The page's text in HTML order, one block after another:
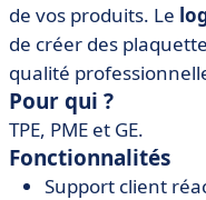
de vos produits. Le
de créer des
qualité
Pour qui ?
TPE, PME et GE.
Fonctionnalités
Support client